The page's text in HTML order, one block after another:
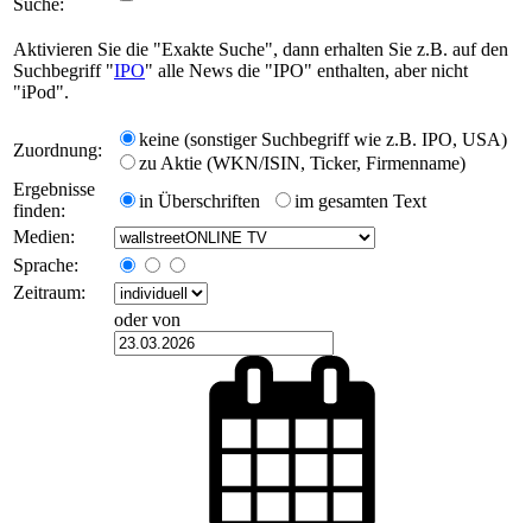
Aktivieren Sie die "Exakte Suche", dann erhalten Sie z.B. auf den
Suchbegriff "IPO" alle News die "IPO" enthalten, aber nicht
"iPod".
Zuordnung:
keine (sonstiger Suchbegriff wie z.B. IPO, USA)
zu Aktie (WKN/ISIN, Ticker, Firmenname)
Ergebnisse
finden:
in Überschriften
im gesamten Text
Medien:
Sprache:
Zeitraum:
oder von